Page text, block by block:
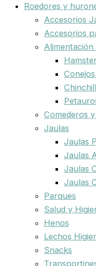
Roedores y
Accesorios
Accesorios
Alimentación
Comederos
Jaulas
Jaulas
Jaulas
Jaulas
Jaulas
Parques
Salud y
Henos
Lechos
Snacks